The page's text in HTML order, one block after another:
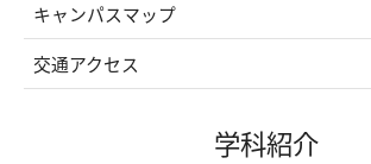
キャンパスマップ
交通アクセス
学科紹介